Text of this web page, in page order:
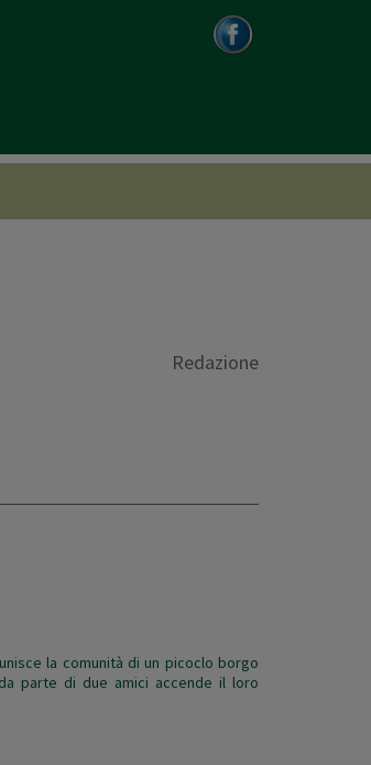
Redazione
la comunità di un picoclo borgo
parte di due amici accende il loro